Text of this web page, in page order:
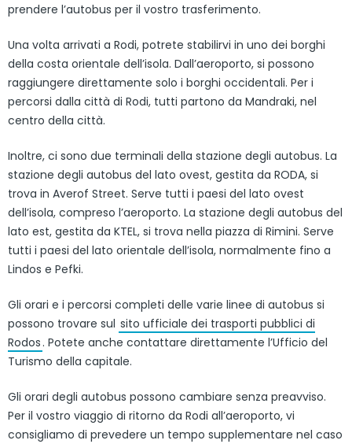
prendere l’autobus per il vostro trasferimento.
Una volta arrivati a Rodi, potrete stabilirvi in uno dei borghi
della costa orientale dell’isola. Dall’aeroporto, si possono
raggiungere direttamente solo i borghi occidentali. Per i
percorsi dalla città di Rodi, tutti partono da Mandraki, nel
centro della città.
Inoltre, ci sono due terminali della stazione degli autobus. La
stazione degli autobus del lato ovest, gestita da RODA, si
trova in Averof Street. Serve tutti i paesi del lato ovest
dell’isola, compreso l’aeroporto. La stazione degli autobus del
lato est, gestita da KTEL, si trova nella piazza di Rimini. Serve
tutti i paesi del lato orientale dell’isola, normalmente fino a
Lindos e Pefki.
Gli orari e i percorsi completi delle varie linee di autobus si
possono trovare sul sito ufficiale dei trasporti pubblici di
Rodos . Potete anche contattare direttamente l’Ufficio del
Turismo della capitale.
Gli orari degli autobus possono cambiare senza preavviso.
Per il vostro viaggio di ritorno da Rodi all’aeroporto, vi
consigliamo di prevedere un tempo supplementare nel caso